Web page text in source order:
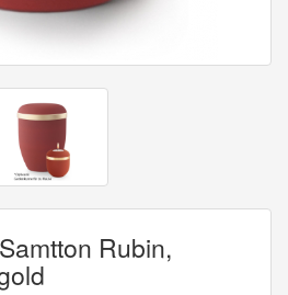
Rubin,